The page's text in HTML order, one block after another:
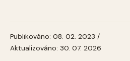
Publikováno: 08. 02. 2023 /
Aktualizováno: 30. 07. 2026